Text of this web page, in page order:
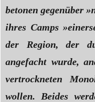
betonen gegenüber
ihres Camps
der Region, der
angefacht wurde,
vertrockneten
wollen. Beides